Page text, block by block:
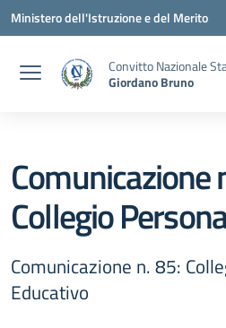
Vai ai contenuti
Vai al menu di navigazione
Vai al footer
Ministero dell'Istruzione e del Merito
Convitto Nazionale
Giordano Bruno
Comunicazione
Collegio
Comunicazione n. 85:
Educativo